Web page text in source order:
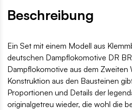
Beschreibung
Ein Set mit einem Modell aus
deutschen Dampflokomotive DR
Dampflokomotive aus dem Zweiten
Konstruktion aus den Bausteinen
Proportionen und Details der
originalgetreu wieder, die wohl die